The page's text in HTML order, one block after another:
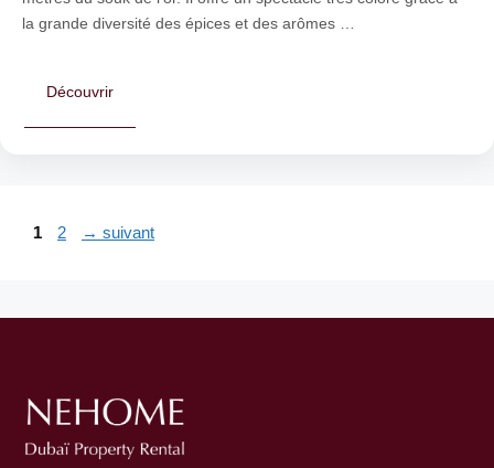
la grande diversité des épices et des arômes …
Découvrir
Page
1 Page
2 → suivant